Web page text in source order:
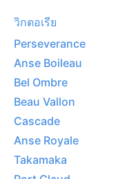
วิกตอเรีย
Perseverance
Anse Boileau
Bel Ombre
Beau Vallon
Cascade
Anse Royale
Takamaka